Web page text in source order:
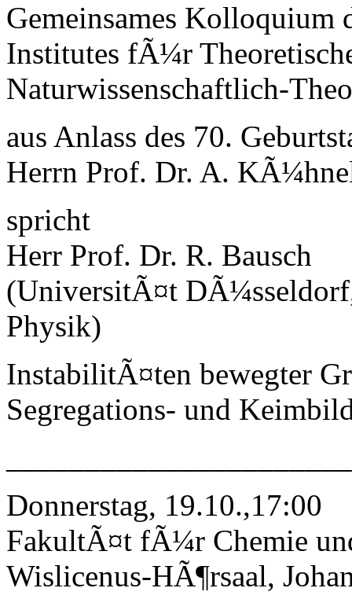
Gemeinsames Kolloquium
Institutes fÃ¼r
Naturwissenschaftlich-
aus Anlass des 70.
Herrn Prof. Dr. A.
spricht
Herr Prof. Dr. R. Bausch
(UniversitÃ¤t
Physik)
InstabilitÃ¤ten bewegter
Segregations- und
Donnerstag, 19.10.,17:00
FakultÃ¤t fÃ¼r Chemie
Wislicenus-HÃ¶rsaal,